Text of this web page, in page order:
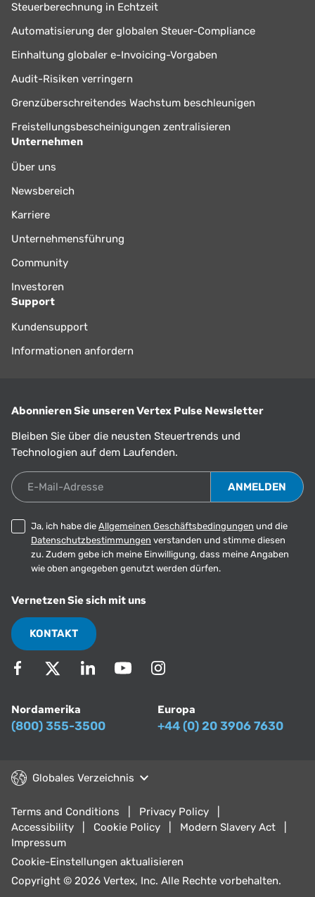
Steuerberechnung in Echtzeit
Automatisierung der globalen Steuer-Compliance
Einhaltung globaler e-Invoicing-Vorgaben
Audit-Risiken verringern
Grenzüberschreitendes Wachstum beschleunigen
Freistellungsbescheinigungen zentralisieren
Unternehmen
Über uns
Newsbereich
Karriere
Unternehmensführung
Community
Investoren
Support
Kundensupport
Informationen anfordern
Abonnieren Sie unseren Vertex Pulse Newsletter
Bleiben Sie über die neusten Steuertrends und
Technologien auf dem Laufenden.
E-Mail-Adresse
Ja, ich habe die Allgemeinen Geschäftsbedingungen und die
Datenschutzbestimmungen verstanden und stimme diesen
zu. Zudem gebe ich meine Einwilligung, dass meine Angaben
wie oben angegeben genutzt werden dürfen.
Vernetzen Sie sich mit uns
KONTAKT
Nordamerika
(800) 355-3500
Europa
+44 (0) 20 3906 7630
Globales Verzeichnis
Terms and Conditions
Privacy Policy
Accessibility
Cookie Policy
Modern Slavery Act
Impressum
Cookie-Einstellungen aktualisieren
Copyright © 2026 Vertex, Inc. Alle Rechte vorbehalten.